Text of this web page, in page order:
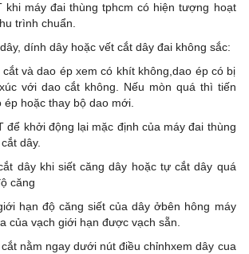
khi máy đai thùng tphcm có hiện tượng hoạt
trình chuẩn.
dính dây hoặc vết cắt dây đai không sắc:
và dao ép xem có khít không,dao ép có bị
với dao cắt không. Nếu mòn quá thì tiến
ép hoặc thay bộ dao mới.
để khởi động lại mặc định của máy đai thùng
dây.
dây khi siết căng dây hoặc tự cắt dây quá
căng
hạn độ căng siết của dây ởbên hông máy
của vạch giới hạn được vạch sẵn.
nằm ngay dưới nút điều chỉnhxem dây cua